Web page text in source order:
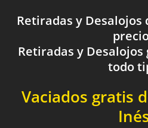
Retiradas y Desalojos
Retiradas y Desalojos
todo
Vaciados gratis